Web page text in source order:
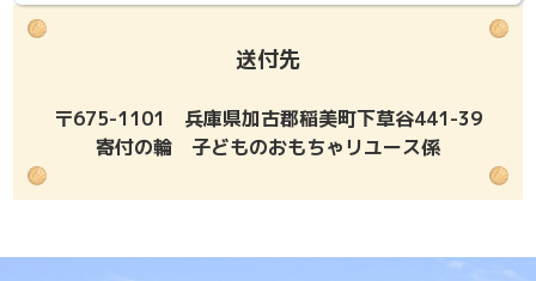
送付先
〒675-1101 兵庫県加古郡稲美町下草谷441-39
寄付の輪 子どものおもちゃリユース係